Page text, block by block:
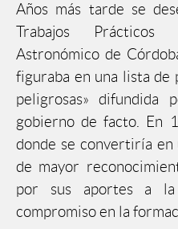
Años más tarde se
Trabajos
Astronómico de
figuraba en una lista de
peligrosas»
gobierno de facto. En
donde se convertiría en
de mayor
por sus aportes a
compromiso en la